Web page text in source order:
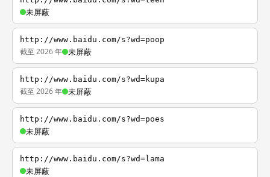
未屏蔽
http://www.baidu.com/s?wd=poop
截至 2026 年 未屏蔽
http://www.baidu.com/s?wd=kupa
截至 2026 年 未屏蔽
http://www.baidu.com/s?wd=poes
未屏蔽
http://www.baidu.com/s?wd=lama
未屏蔽